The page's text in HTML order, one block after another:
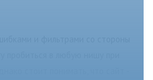
и фильтрами со стороны
пробиться в любую нишу при
стоит понимать, что сайт -